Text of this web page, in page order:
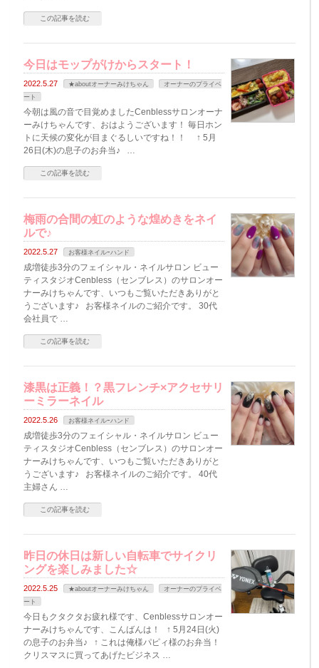
この記事を読む
今日はモップがけからスタート！
2022.5.27 ★aboutオーナーみけちゃん
オーナーのプライベ
ート
今朝は風の音で目覚めましたCenblessサロンオーナ
ーみけちゃんです、おはようございます！ 毎日ホン
トに天候の変化が目まぐるしいですね！！ ↑ 5月
26日(木)の息子のお弁当♪ …
この記事を読む
梅雨の合間の虹のような煌めきをネイ
ルで♪
2022.5.27 お客様ネイルｰハンド
成増徒歩3分のフェイシャル・ネイルサロン ビュー
ティスタジオCenbless（センブレス）のサロンオー
ナーみけちゃんです、いつもご覧いただきありがと
うございます♪ お客様ネイルのご紹介です。 30代
会社員で …
この記事を読む
漆黒は正義！？黒フレンチ×アクセサリ
ーミラーネイル
2022.5.26 お客様ネイルｰハンド
成増徒歩3分のフェイシャル・ネイルサロン ビュー
ティスタジオCenbless（センブレス）のサロンオー
ナーみけちゃんです、いつもご覧いただきありがと
うございます♪ お客様ネイルのご紹介です。 40代
主婦さん …
この記事を読む
昨日の休日は新しい自転車でサイクリ
ングを楽しみました☆
2022.5.25 ★aboutオーナーみけちゃん
オーナーのプライベ
ート
今日もクタクタお疲れ様です、Cenblessサロンオー
ナーみけちゃんです、こんばんは！ ↑ 5月24日(火)
の息子のお弁当♪ ↑ これは俺様パピィ様のお弁当！
クリスマスに買ってあげたビジネス …